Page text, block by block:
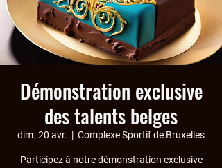
Démonstration exclusive
des talents belges
dim. 20 avr.
  |
Complexe Sportif de Bruxelles
Participez à notre démonstration exclusive